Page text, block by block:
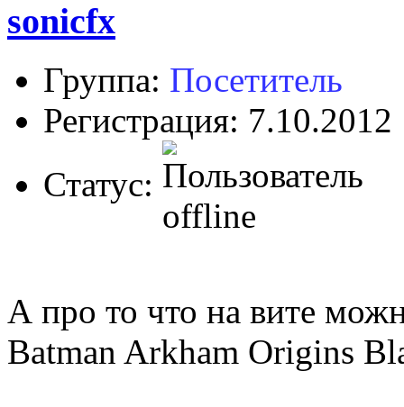
sonicfx
Группа: Посетитель
Регистрация: 7.10.2012
Статус:
А про то что на вите
Batman Arkham Origins